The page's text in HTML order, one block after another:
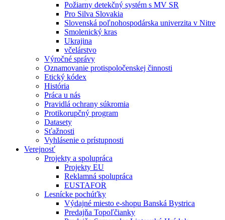
Požiarny detekčný systém s MV SR
Pro Silva Slovakia
Slovenská poľnohospodárska univerzita v Nitre
Smolenický kras
Ukrajina
včelárstvo
Výročné správy
Oznamovanie protispoločenskej činnosti
Etický kódex
História
Práca u nás
Pravidlá ochrany súkromia
Protikorupčný program
Datasety
Sťažnosti
Vyhlásenie o prístupnosti
Verejnosť
Projekty a spolupráca
Projekty EU
Reklamná spolupráca
EUSTAFOR
Lesnícke pochúťky
Výdajné miesto e-shopu Banská Bystrica
Predajňa Topoľčianky